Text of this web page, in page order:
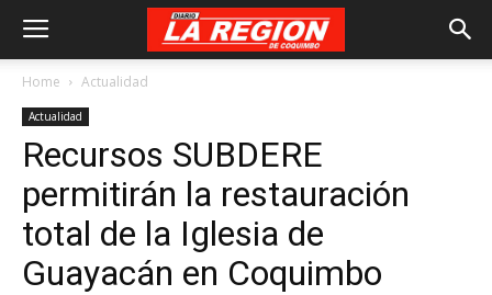
Home Actualidad
Actualidad
Recursos SUBDERE
permitirán la restauración
total de la Iglesia de
Guayacán en Coquimbo